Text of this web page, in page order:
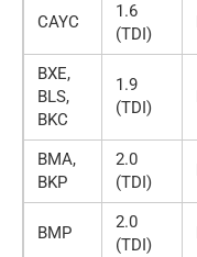
CAYC
1.6
(TDI)
BXE,
BLS,
BKC
1.9
(TDI)
BMA,
BKP
2.0
(TDI)
BMP
2.0
(TDI)